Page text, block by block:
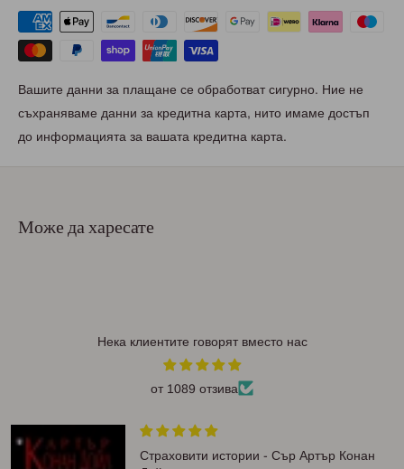
Вашите данни за плащане се обработват сигурно. Ние не
съхраняваме данни за кредитна карта, нито имаме достъп
до информацията за вашата кредитна карта.
Може да харесате
Нека клиентите говорят вместо нас
от 1089 отзива
Страховити истории - Сър Артър Конан